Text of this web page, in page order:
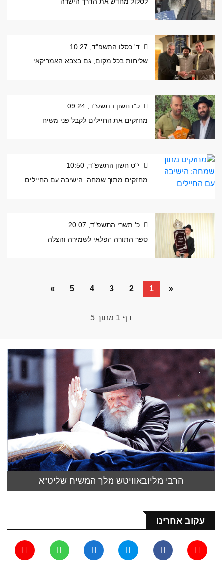
ד' כסלו התשפ"ד, 10:27
שליחות בכל מקום, גם בצבא האמריקאי
כ"ו חשון התשפ"ד, 09:24
מחזקים את החיילים לקבל פני משיח
י"ט חשון התשפ"ד, 10:50
מחזקים מתוך שמחה: הישיבה עם החיילים
כ' תשרי התשפ"ד, 20:07
ספר התורה הפלאי לשמירה והצלה
«
1
2
3
4
5
»
דף 1 מתוך 5
הרבי מליובאוויטש מלך המשיח שליט"א
עקוב אחרינו